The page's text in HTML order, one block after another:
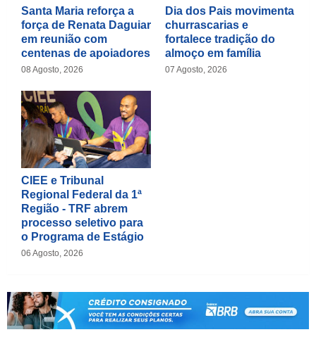
Santa Maria reforça a
força de Renata Daguiar
em reunião com
centenas de apoiadores
08 Agosto, 2026
Dia dos Pais movimenta
churrascarias e
fortalece tradição do
almoço em família
07 Agosto, 2026
CIEE e Tribunal
Regional Federal da 1ª
Região - TRF abrem
processo seletivo para
o Programa de Estágio
06 Agosto, 2026